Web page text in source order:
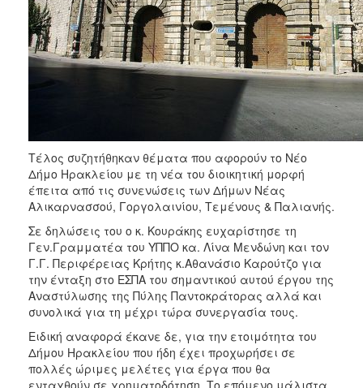
Τέλος συζητήθηκαν θέματα που αφορούν το Νέο
Δήμο Ηρακλείου με τη νέα του διοικητική μορφή
έπειτα από τις συνενώσεις των Δήμων Νέας
Αλικαρνασσού, Γοργολαινίου, Τεμένους & Παλιανής.
Σε δηλώσεις του ο κ. Κουράκης ευχαρίστησε τη
Γεν.Γραμματέα του ΥΠΠΟ κα. Λίνα Μενδώνη και τον
Γ.Γ. Περιφέρειας Κρήτης κ.Αθανάσιο Καρούτζο για
την ένταξη στο ΕΣΠΑ του σημαντικού αυτού έργου της
Αναστύλωσης της Πύλης Παντοκράτορας αλλά και
συνολικά για τη μέχρι τώρα συνεργασία τους.
Ειδική αναφορά έκανε δε, για την ετοιμότητα του
Δήμου Ηρακλείου που ήδη έχει προχωρήσει σε
πολλές ώριμες μελέτες για έργα που θα
ενταχθούν σε χρηματοδότηση. Το επόμενο μάλιστα